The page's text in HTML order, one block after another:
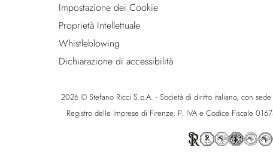
Impostazione dei Cookie
Proprietà Intellettuale
Whistleblowing
Dichiarazione di accessibilità
2026 © Stefano Ricci S.p.A. - Società di diritto italiano, con
Registro delle Imprese di Firenze, P. IVA e Codice Fiscale